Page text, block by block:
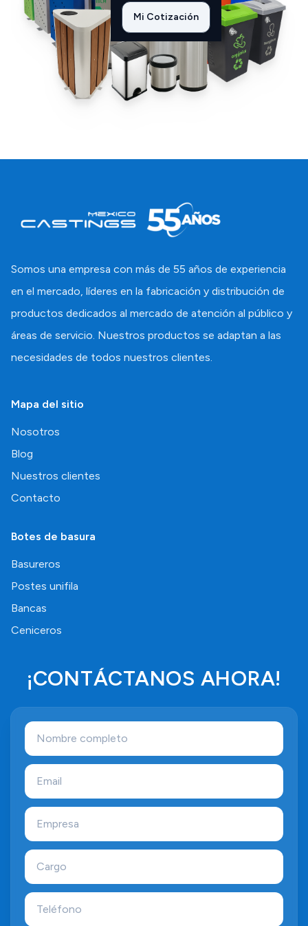
Mi Cotización
Somos una empresa con más de 55 años de experiencia
en el mercado, líderes en la fabricación y distribución de
productos dedicados al mercado de atención al público y
áreas de servicio. Nuestros productos se adaptan a las
necesidades de todos nuestros clientes.
Mapa del sitio
Nosotros
Blog
Nuestros clientes
Contacto
Botes de basura
Basureros
Postes unifila
Bancas
Ceniceros
¡CONTÁCTANOS AHORA!